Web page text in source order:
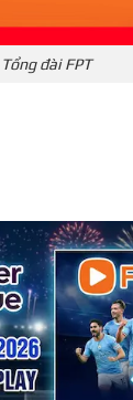
Tổng đài FPT